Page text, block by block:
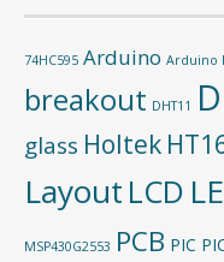
74HC595 Arduino Arduino
breakout DHT11
glass Holtek
Layout LCD
MSP430G2553 PCB PIC